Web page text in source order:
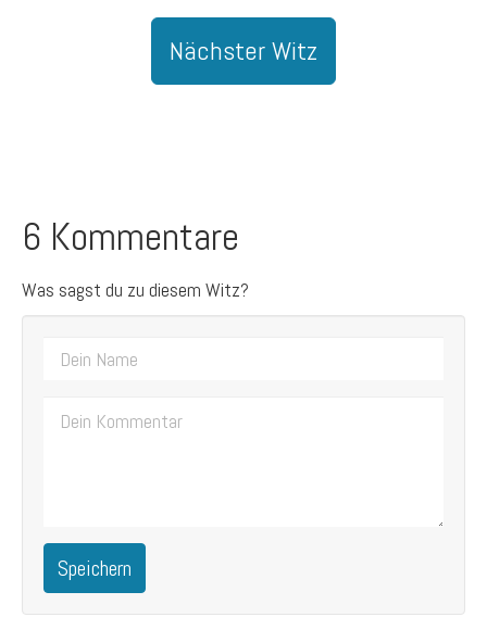
Nächster Witz
6 Kommentare
Was sagst du zu diesem Witz?
Speichern